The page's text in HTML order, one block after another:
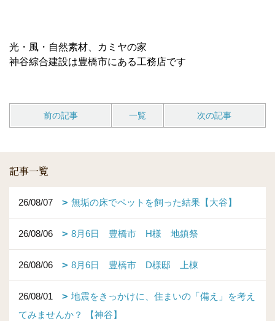
光・風・自然素材、カミヤの家
神谷綜合建設は豊橋市にある工務店です
前の記事 一覧 次の記事
記事一覧
26/08/07 無垢の床でペットを飼った結果【大谷】
26/08/06 8月6日 豊橋市 H様 地鎮祭
26/08/06 8月6日 豊橋市 D様邸 上棟
26/08/01
地震をきっかけに、住まいの「備え」を考え
てみませんか？ 【神谷】